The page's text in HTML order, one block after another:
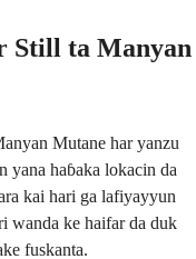
Still ta Manyan
Mutane har yanzu
yana haɓaka lokacin da
kai hari ga lafiyayyun
wanda ke haifar da duk
fuskanta.